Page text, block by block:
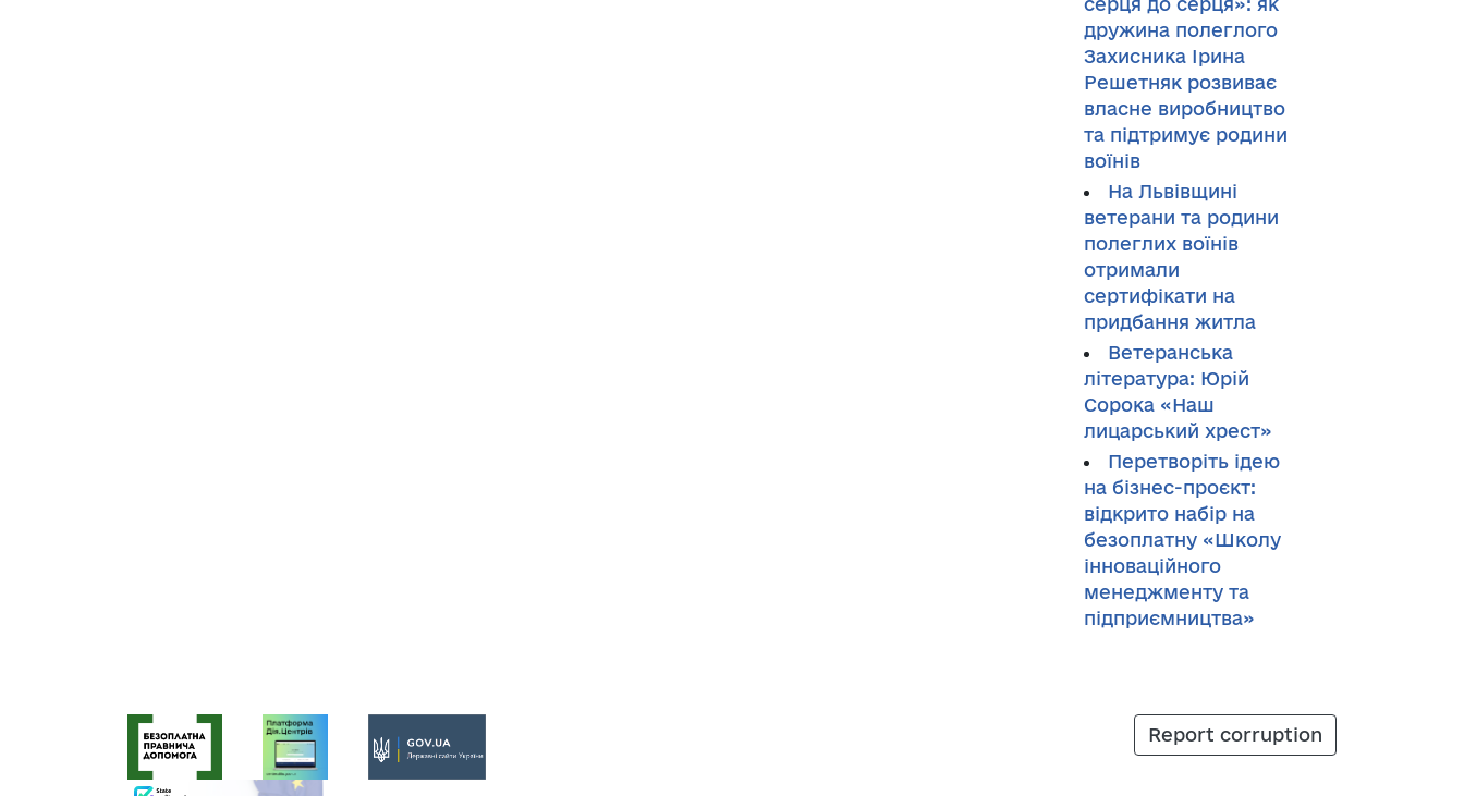
дружина полеглого
Захисника Ірина
Решетняк розвиває
власне виробництво
та підтримує родини
воїнів
На Львівщині
ветерани та родини
полеглих воїнів
отримали
сертифікати на
придбання житла
Ветеранська
література: Юрій
Сорока «Наш
лицарський хрест»
Перетворіть ідею
на бізнес-проєкт:
відкрито набір на
безоплатну «Школу
інноваційного
менеджменту та
підприємництва»
Report corruption